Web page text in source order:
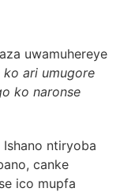
uwamuhereye
ko ari umugore
ko naronse
ntiryoba
canke
ico mupfa